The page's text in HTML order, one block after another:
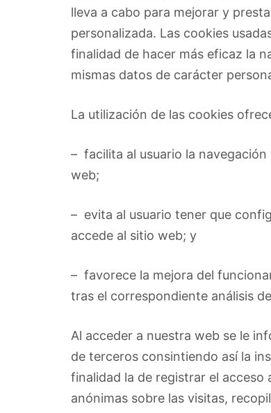
lleva a cabo para mejorar y
personalizada. Las cookies
finalidad de hacer más eficaz la
mismas datos de carácter
La utilización de las cookies
– facilita al usuario la
web;
– evita al usuario tener que
accede al sitio web; y
– favorece la mejora del
tras el correspondiente análisis
Al acceder a nuestra web se le
de terceros consintiendo así la
finalidad la de registrar el
anónimas sobre las visitas,